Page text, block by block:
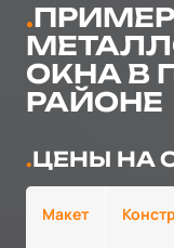
ОКНА В
РАЙОНЕ
ЦЕНЫ НА
Макет